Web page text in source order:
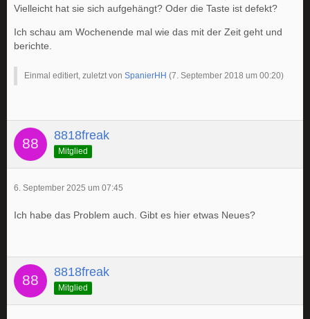
Vielleicht hat sie sich aufgehängt? Oder die Taste ist defekt?
Ich schau am Wochenende mal wie das mit der Zeit geht und
berichte.
Einmal editiert, zuletzt von SpanierHH (7. September 2018 um 00:20)
8818freak
Mitglied
6. September 2025 um 07:45
Ich habe das Problem auch. Gibt es hier etwas Neues?
8818freak
Mitglied